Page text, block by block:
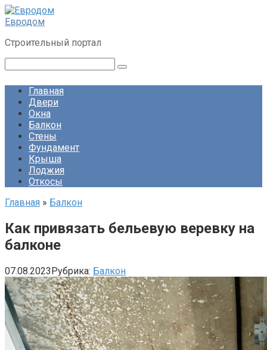
Перейти
к
Евродом
Строительный портал
Главная
Двери
Окна
Балкон
Стены
Фундамент
Крыша
Лоджия
Откосы
Главная » Балкон
Как привязать бельевую веревку на
балконе
07.08.2023Рубрика: Балкон